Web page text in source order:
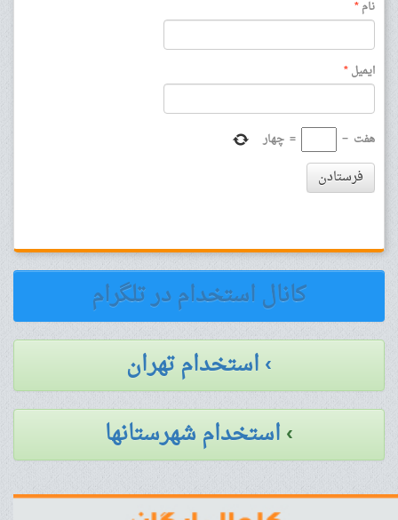
نام*
ایمیل*
هفت −
= چهار
فرستادن
کانال استخدام در تلگرام
› استخدام تهران
›استخدام شهرستانها